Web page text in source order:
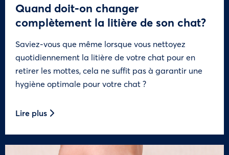
Quand doit-on changer
complètement la litière de son chat?
Saviez-vous que même lorsque vous nettoyez
quotidiennement la litière de votre chat pour en
retirer les mottes, cela ne suffit pas à garantir une
hygiène optimale pour votre chat ?
Lire plus